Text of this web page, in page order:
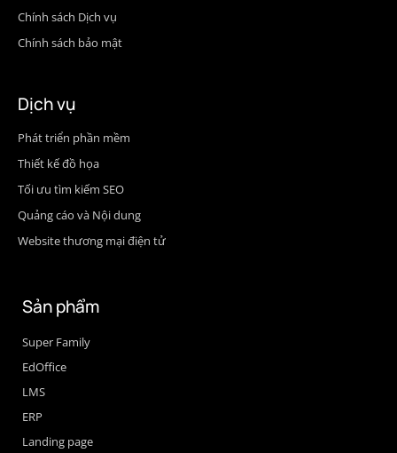
Chính sách Dịch vụ
Chính sách bảo mật
Dịch vụ
Phát triển phần mềm
Thiết kế đồ họa
Tối ưu tìm kiếm SEO
Quảng cáo và Nội dung
Website thương mại điện tử
Sản phẩm
Super Family
EdOffice
LMS
ERP
Landing page